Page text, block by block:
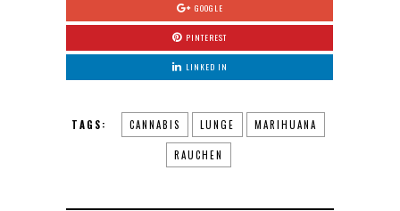
GOOGLE
PINTEREST
LINKED IN
TAGS: CANNABIS LUNGE MARIHUANA
RAUCHEN